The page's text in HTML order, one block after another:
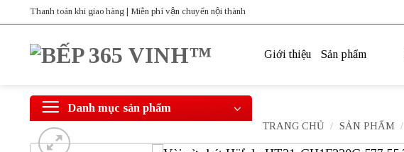
Thanh toán khi giao hàng | Miễn phí vận chuyển nội thành
Giới thiệu Sản phẩm
Danh mục sản phẩm
TRANG CHỦ / SẢN PHẨM /